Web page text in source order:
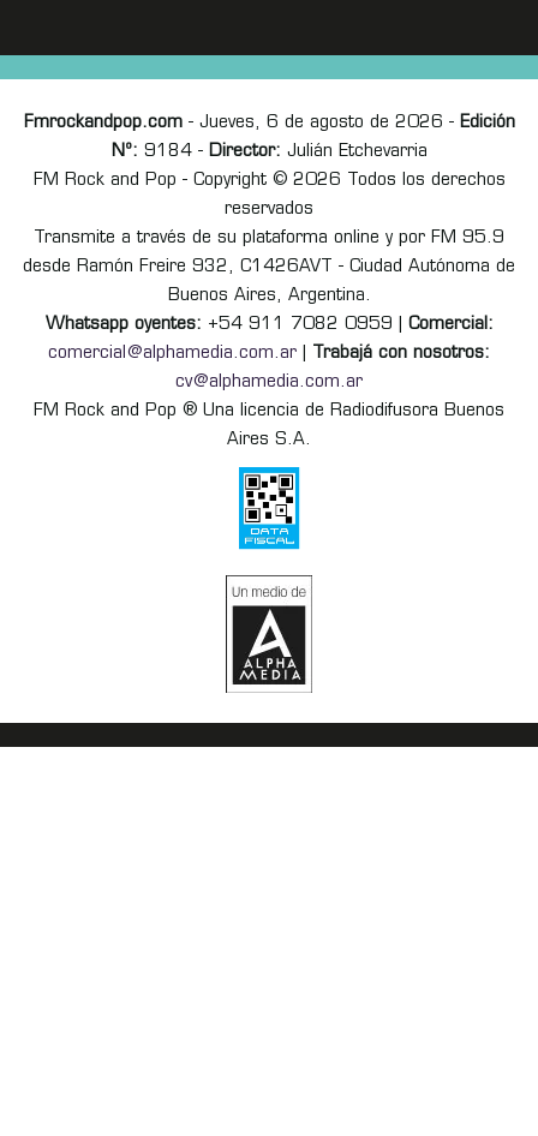
Fmrockandpop.com- Jueves, 6 de agosto de 2026 - Edición
Nº: 9184 - Director: Julián Etchevarria
FM Rock and Pop - Copyright © 2026 Todos los derechos
reservados
Transmite a través de su plataforma online y por FM 95.9
desde Ramón Freire 932, C1426AVT - Ciudad Autónoma de
Buenos Aires, Argentina.
Whatsapp oyentes: +54 911 7082 0959 | Comercial:
comercial@alphamedia.com.ar
Trabajá con nosotros:
cv@alphamedia.com.ar
FM Rock and Pop ® Una licencia de Radiodifusora Buenos
Aires S.A.